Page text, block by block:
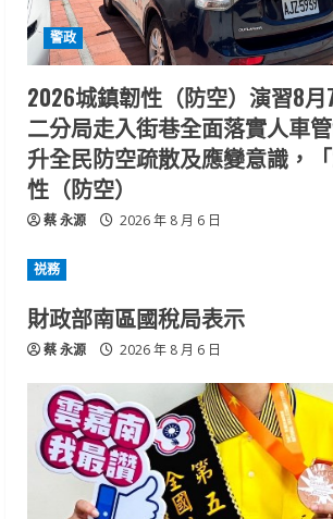
警政
2026城鎮韌性（防空）演習8
二分局走入街巷全面落實人車
升全民防空疏散及應變意識，
性（防空）
蔡 永源 2026 年 8 月 6 日
祱務
財政部南區國稅局表示
蔡 永源 2026 年 8 月 6 日